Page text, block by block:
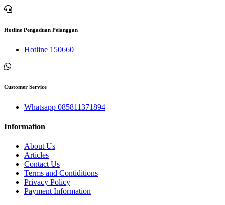
Hotline Pengaduan Pelanggan
Hotline 150660
Customer Service
Whatsapp 085811371894
Information
About Us
Articles
Contact Us
Terms and Contiditions
Privacy Policy
Payment Information